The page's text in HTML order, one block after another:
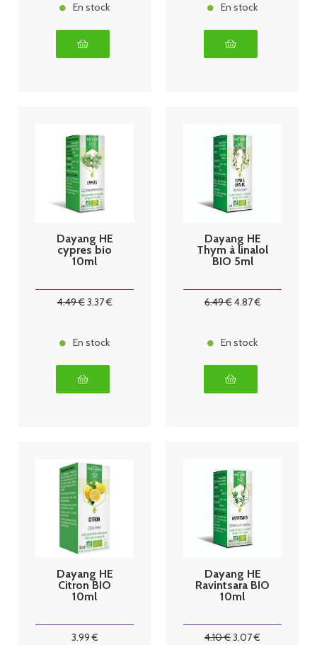
En stock En stock
Dayang HE
cypres bio
10ml
4.49€3.37€
En stock
Dayang HE
Thym à linalol
BIO 5ml
6.49€4.87€
En stock
Dayang HE
Citron BIO
10ml
3.99€
Dayang HE
Ravintsara BIO
10ml
4.10€3.07€